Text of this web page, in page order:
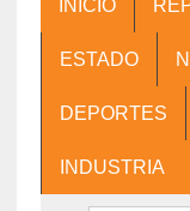
INICIO
ESTADO
DEPORTES
INDUSTRIA